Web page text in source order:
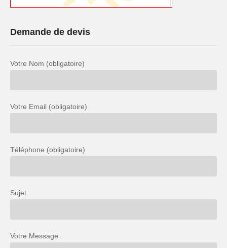
Demande de devis
Votre Nom (obligatoire)
Votre Email (obligatoire)
Téléphone (obligatoire)
Sujet
Votre Message